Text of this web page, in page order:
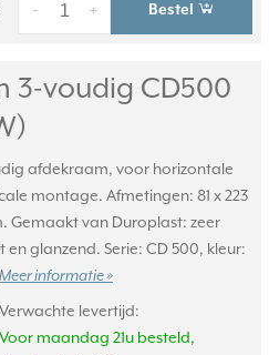
+
- Bestel
3-voudig CD500
afdekraam, voor horizontale
montage. Afmetingen: 81 x 223
Gemaakt van Duroplast: zeer
en glanzend. Serie: CD 500, kleur:
Meer informatie »
Verwachte levertijd:
Voor maandag 21u besteld,